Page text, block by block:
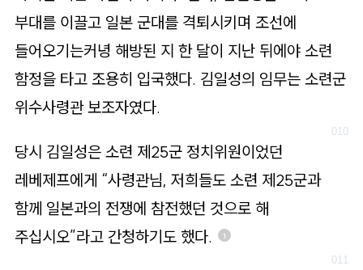
부대를 이끌고 일본 군대를 격퇴시키며 조선에
들어오기는커녕 해방된 지 한 달이 지난 뒤에야 소련
함정을 타고 조용히 입국했다. 김일성의 임무는 소련군
위수사령관 보조자였다.
당시 김일성은 소련 제25군 정치위원이었던
레베제프에게 “사령관님, 저희들도 소련 제25군과
함께 일본과의 전쟁에 참전했던 것으로 해
주십시오”라고 간청하기도 했다.
1